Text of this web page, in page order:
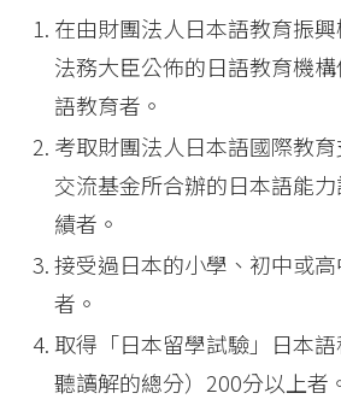
在由財團法人日本語教育振
法務大臣公佈的日語教育機
語教育者。
考取財團法人日本語國際教
交流基金所合辦的日本語能
績者。
接受過日本的小學、初中或
者。
取得「日本留學試驗」日本
聽讀解的總分）200分以上者